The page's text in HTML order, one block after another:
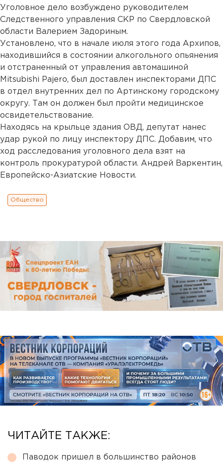
Уголовное дело возбуждено руководителем
Следственного управления СКР по Свердловской
области Валерием Задориным.
Установлено, что в начале июля этого года Архипов,
находившийся в состоянии алкогольного опьянения
и отстраненный от управления автомашиной
Mitsubishi Pajero, был доставлен инспекторами ДПС
в отдел внутренних дел по Артинскому городскому
округу. Там он должен был пройти медицинское
освидетельствование.
Находясь на крыльце здания ОВД, депутат нанес
удар рукой по лицу инспектору ДПС. Добавим, что
ход расследования уголовного дела взят на
контроль прокуратурой области. Андрей Варкентин,
Европейско-Азиатские Новости.
Общество
ЧИТАЙТЕ ТАКЖЕ:
Паводок пришел в большинство районов